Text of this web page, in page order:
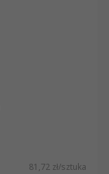
81,72 zł/sztuka